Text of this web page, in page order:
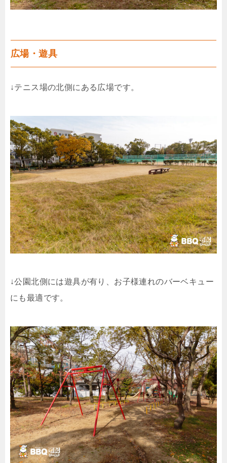
広場・遊具
↓テニス場の北側にある広場です。
↓公園北側には遊具が有り、お子様連れのバーベキュー
にも最適です。